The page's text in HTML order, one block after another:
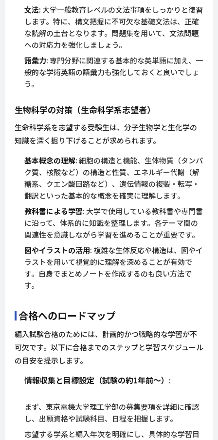
文法: 大学一般教育レベルの文法事項をしっかりと復習
します。特に、構文把握に不可欠な基礎文法は、正確
な読解の土台となります。問題集を用いて、文法問題
への対応力を強化しましょう。
語彙力: 専門分野に関連する基本的な英単語に加え、一
般的な学術英語の語彙力も強化しておくと良いでしょ
う。
生物科学の対策（生命科学系志望者）
生命科学系を志望する受験生は、分子生物学と生化学の
知識を深く掘り下げることが求められます。
基本概念の理解: 細胞の構造と機能、生体物質（タンパ
ク質、核酸など）の構造と性質、エネルギー代謝（解
糖系、クエン酸回路など）、遺伝情報の複製・転写・
翻訳といった基本的な概念を確実に理解します。
教科書による学習: 大学で使用している教科書や専門書
に沿って、体系的に知識を整理します。各テーマ間の
関連性を意識しながら学習を進めることが重要です。
図やイラストの活用: 複雑な生体反応や構造は、図やイ
ラストを用いて視覚的に理解を深めることが有効で
す。自身でまとめノートを作成するのも良い方法で
す。
合格へのロードマップ
編入試験合格のためには、計画的かつ戦略的な学習が不
可欠です。以下に合格までのステップと学習スケジュール
の目安を提示します。
情報収集と目標設定（試験の約1年前～） :
まず、東京電機大学理工学部の募集要項を詳細に確認
し、出願資格や試験科目、日程を把握します。
志望する学系と編入年次を明確にし、具体的な学習目